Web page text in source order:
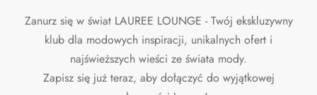
Zanurz się w świat LAUREE LOUNGE - Twój ekskluzywny
klub dla modowych inspiracji, unikalnych ofert i
najświeższych wieści ze świata mody.
Zapisz się już teraz, aby dołączyć do wyjątkowej